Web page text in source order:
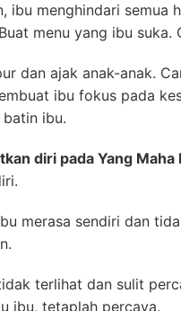
ibu menghindari
menu yang ibu suka.
dan ajak anak-anak.
ibu fokus pada
ibu.
diri pada Yang Maha
merasa sendiri dan
terlihat dan sulit
ibu, tetaplah percaya.